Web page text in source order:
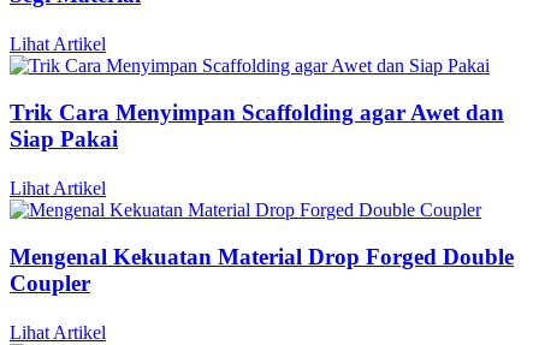
Lihat Artikel
Trik Cara Menyimpan Scaffolding agar Awet dan
Siap Pakai
Lihat Artikel
Mengenal Kekuatan Material Drop Forged Double
Coupler
Lihat Artikel